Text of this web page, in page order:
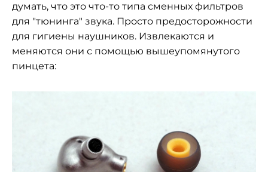
думать, что это что-то типа сменных фильтров
для "тюнинга" звука. Просто предосторожности
для гигиены наушников. Извлекаются и
меняются они с помощью вышеупомянутого
пинцета: